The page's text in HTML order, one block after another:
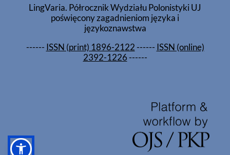
LingVaria. Półrocznik Wydziału Polonistyki UJ
poświęcony zagadnieniom języka i
językoznawstwa
------ ISSN (print) 1896-2122------ ISSN (online)
2392-1226------